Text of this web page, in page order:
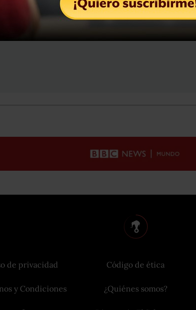
de privacidad
y Condiciones
Código de ética
¿Quiénes somos?